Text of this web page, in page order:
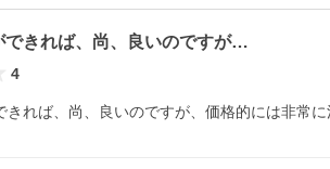
できれば、尚、良いのですが…
4
きれば、尚、良いのですが、価格的には非常に